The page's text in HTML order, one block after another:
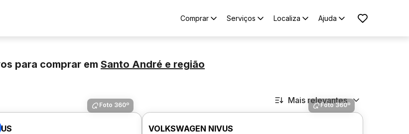
Comprar Serviços Localiza Ajuda
para comprar em Santo André e região
Mais relevantes
Foto 360º Foto 360º
VOLKSWAGEN NIVUS